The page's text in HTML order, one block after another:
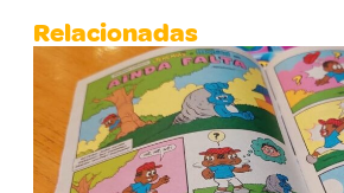
Relacionadas